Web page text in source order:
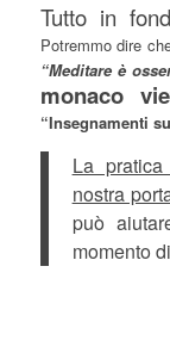
Tutto in
Potremmo dire
“Meditare è
monaco
“Insegnamenti
La
nostra
può
momento